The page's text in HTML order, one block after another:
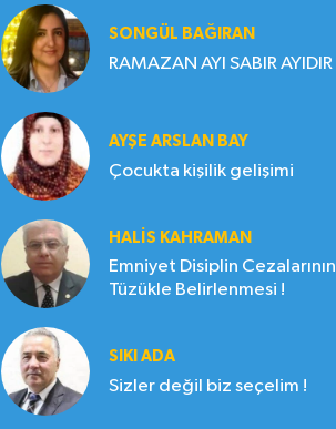
SONGÜL BAĞIRAN
RAMAZAN AYI SABIR AYIDIR
AYŞE ARSLAN BAY
Çocukta kişilik gelişimi
HALIS KAHRAMAN
Emniyet Disiplin Cezalarının
Tüzükle Belirlenmesi !
SIKI ADA
Sizler değil biz seçelim !